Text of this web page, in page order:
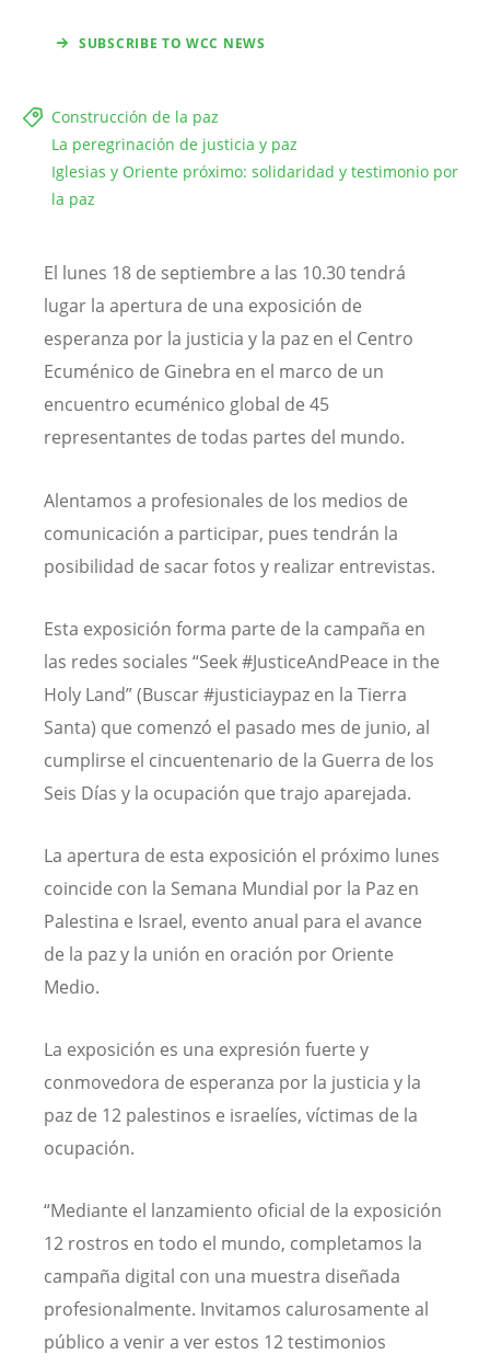
SUBSCRIBE TO WCC NEWS
Construcción de la paz
La peregrinación de justicia y paz
Iglesias y Oriente próximo: solidaridad y testimonio por
la paz
El lunes 18 de septiembre a las 10.30 tendrá
lugar la apertura de una exposición de
esperanza por la justicia y la paz en el Centro
Ecuménico de Ginebra en el marco de un
encuentro ecuménico global de 45
representantes de todas partes del mundo.
Alentamos a profesionales de los medios de
comunicación a participar, pues tendrán la
posibilidad de sacar fotos y realizar entrevistas.
Esta exposición forma parte de la campaña en
las redes sociales “Seek #JusticeAndPeace in the
Holy Land” (Buscar #justiciaypaz en la Tierra
Santa) que comenzó el pasado mes de junio, al
cumplirse el cincuentenario de la Guerra de los
Seis Días y la ocupación que trajo aparejada.
La apertura de esta exposición el próximo lunes
coincide con la Semana Mundial por la Paz en
Palestina e Israel, evento anual para el avance
de la paz y la unión en oración por Oriente
Medio.
La exposición es una expresión fuerte y
conmovedora de esperanza por la justicia y la
paz de 12 palestinos e israelíes, víctimas de la
ocupación.
“Mediante el lanzamiento oficial de la exposición
12 rostros en todo el mundo, completamos la
campaña digital con una muestra diseñada
profesionalmente. Invitamos calurosamente al
público a venir a ver estos 12 testimonios